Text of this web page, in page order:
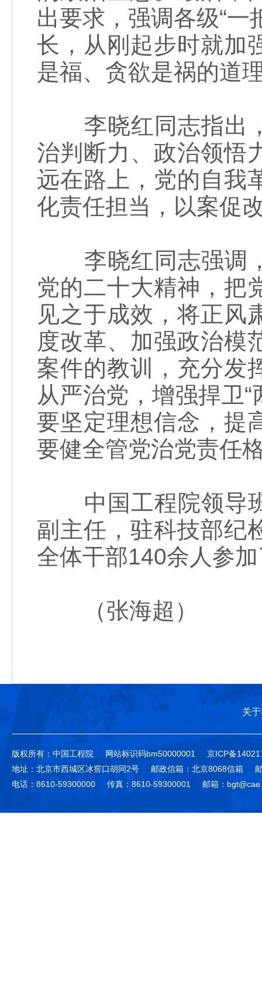
出要求，强调各级“
长，从刚起步时就加
是福、贪欲是祸的道
李晓红同志指出，
治判断力、政治领悟
远在路上，党的自我
化责任担当，以案促
李晓红同志强调，
党的二十大精神，把
见之于成效，将正风
度改革、加强政治模
案件的教训，充分发
从严治党，增强捍卫
要坚定理想信念，提
要健全管党治党责任
中国工程院领导班
副主任，驻科技部纪
全体干部140余人参
（张海超）
关
版权所有：中国工程院 网站标识码bm50000001
京ICP备
地址：北京市西城区冰窖口胡同2号
邮政信箱：北京8068信箱
电话：8610-59300000
传真：8610-59300001 邮箱：